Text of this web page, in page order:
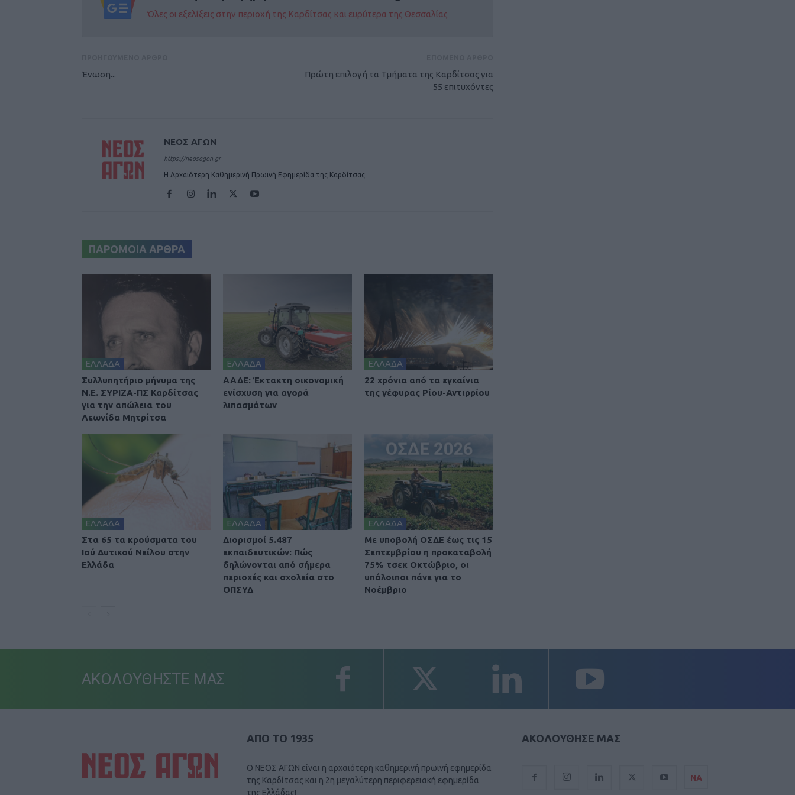
Όλες οι εξελίξεις στην περιοχή της Καρδίτσας και ευρύτερα της Θεσσαλίας
Ένωση...
Πρώτη επιλογή τα Τμήματα της Καρδίτσας για
55 επιτυχόντες
ΝΕΟΣ ΑΓΩΝ
https://neosagon.gr
Η Αρχαιότερη Καθημερινή Πρωινή Εφημερίδα της Καρδίτσας
ΠΑΡΟΜΟΙΑ ΑΡΘΡΑ
ΕΛΛΑΔΑ
Συλλυπητήριο μήνυμα της
Ν.Ε. ΣΥΡΙΖΑ-ΠΣ Καρδίτσας
για την απώλεια του
Λεωνίδα Μητρίτσα
ΕΛΛΑΔΑ
ΑΑΔΕ: Έκτακτη οικονομική
ενίσχυση για αγορά
λιπασμάτων
ΕΛΛΑΔΑ
22 χρόνια από τα εγκαίνια
της γέφυρας Ρίου-Αντιρρίου
ΕΛΛΑΔΑ
Στα 65 τα κρούσματα του
Ιού Δυτικού Νείλου στην
Ελλάδα
ΕΛΛΑΔΑ
Διορισμοί 5.487
εκπαιδευτικών: Πώς
δηλώνονται από σήμερα
περιοχές και σχολεία στο
ΟΠΣΥΔ
ΕΛΛΑΔΑ
Με υποβολή ΟΣΔΕ έως τις 15
Σεπτεμβρίου η προκαταβολή
75% τσεκ Οκτώβριο, οι
υπόλοιποι πάνε για το
Νοέμβριο
ΑΚΟΛΟΥΘΗΣΤΕ ΜΑΣ
ΑΠΟ ΤΟ 1935
Ο ΝΕΟΣ ΑΓΩΝ είναι η αρχαιότερη καθημερινή πρωινή εφημερίδα
της Καρδίτσας και η 2η μεγαλύτερη περιφερειακή εφημερίδα
της Ελλάδας!
ΑΚΟΛΟΥΘΗΣΕ ΜΑΣ
ΝΑ